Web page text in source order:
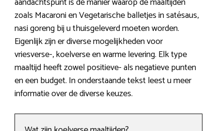
zoals Macaroni en Vegetarische balletjes in satésaus,
nasi goreng bij u thuisgeleverd moeten worden.
Eigenlijk zijn er diverse mogelijkheden voor
vriesverse-, koelverse en warme levering. Elk type
maaltijd heeft zowel positieve- als negatieve punten
en een budget. In onderstaande tekst leest u meer
informatie over de diverse keuzes.